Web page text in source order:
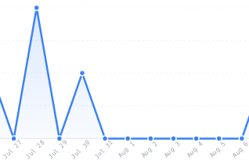
Jul 27 Jul 28Jul 29 Jul 30 Jul 31 Aug 1 Aug 2 Aug 3 Aug 4 Aug 5 Aug 6